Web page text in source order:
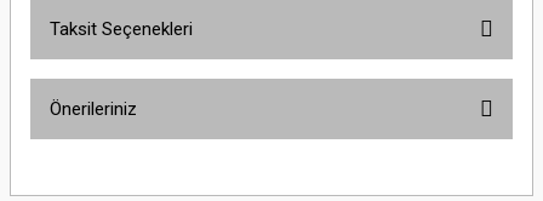
Taksit Seçenekleri
Önerileriniz
yetersiz gördüğünüz noktaları öneri formunu kullanarak tarafımıza